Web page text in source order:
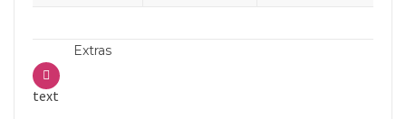
Extras
text